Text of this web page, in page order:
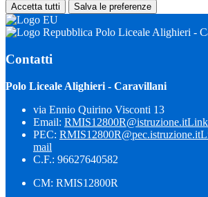
Accetta tutti Salva le preferenze
Polo Liceale Alighieri -
Contatti
Polo Liceale Alighieri - Caravillani
via Ennio Quirino Visconti 13
Email: RMIS12800R@istruzione.itLink
PEC: RMIS12800R@pec.istruzione.it
mail
C.F.: 96627640582
CM: RMIS12800R